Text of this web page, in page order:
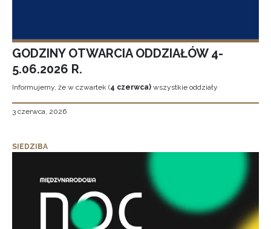
GODZINY OTWARCIA ODDZIAŁÓW 4-
5.06.2026 R.
Informujemy, że w czwartek (4 czerwca) wszystkie oddziały
3 czerwca, 2026
SIEDZIBA